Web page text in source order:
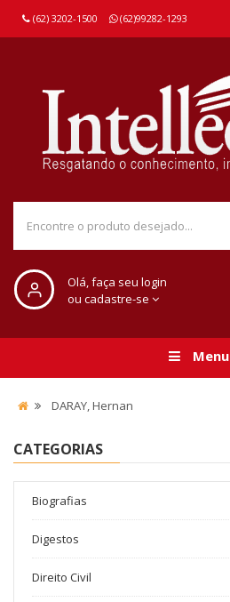
(62) 3202-1500 (62)99282-1293
Olá, faça seu login
ou cadastre-se
Menu
DARAY, Hernan
CATEGORIAS
Biografias
Digestos
Direito Civil